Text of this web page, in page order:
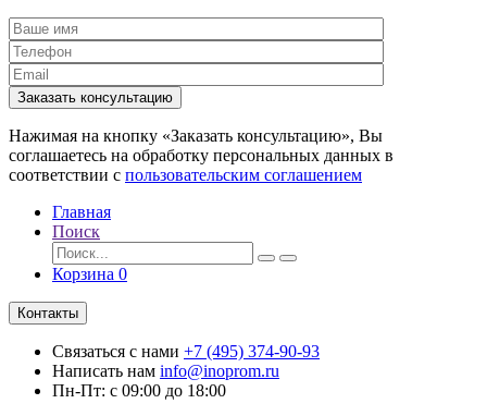
Заказать консультацию
Нажимая на кнопку «Заказать консультацию», Вы
соглашаетесь на обработку персональных данных в
соответствии с пользовательским соглашением
Главная
Поиск
Корзина 0
Контакты
Связаться с нами +7 (495) 374-90-93
Написать нам info@inoprom.ru
Пн-Пт: с 09:00 до 18:00